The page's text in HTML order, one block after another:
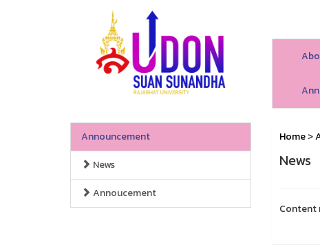
Announcement
News
Annoucement
Home>
News
Content